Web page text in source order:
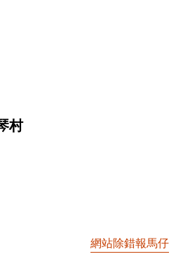
村
網站除錯報馬仔